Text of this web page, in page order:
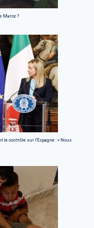
Maroc ?
contrôle sur l'Espagne : « Nous